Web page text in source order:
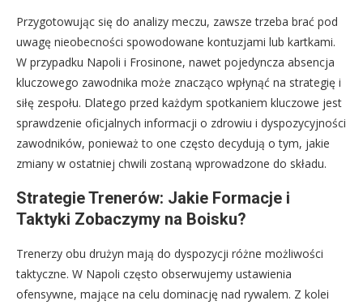
Przygotowując się do analizy meczu, zawsze trzeba brać pod
uwagę nieobecności spowodowane kontuzjami lub kartkami.
W przypadku Napoli i Frosinone, nawet pojedyncza absencja
kluczowego zawodnika może znacząco wpłynąć na strategię i
siłę zespołu. Dlatego przed każdym spotkaniem kluczowe jest
sprawdzenie oficjalnych informacji o zdrowiu i dyspozycyjności
zawodników, ponieważ to one często decydują o tym, jakie
zmiany w ostatniej chwili zostaną wprowadzone do składu.
Strategie Trenerów: Jakie Formacje i
Taktyki Zobaczymy na Boisku?
Trenerzy obu drużyn mają do dyspozycji różne możliwości
taktyczne. W Napoli często obserwujemy ustawienia
ofensywne, mające na celu dominację nad rywalem. Z kolei